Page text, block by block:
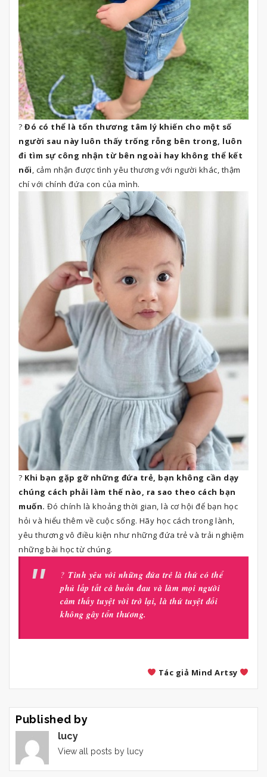
? Đó có thể là tổn thương tâm lý khiến cho một số
người sau này luôn thấy trống rỗng bên trong, luôn
đi tìm sự công nhận từ bên ngoài hay không thể kết
nối , cảm nhận được tình yêu thương với người khác, thậm
chí với chính đứa con của mình.
? Khi bạn gặp gỡ những đứa trẻ, bạn không cần dạy
chúng cách phải làm thế nào, ra sao theo cách bạn
muốn. Đó chính là khoảng thời gian, là cơ hội để bạn học
hỏi và hiểu thêm về cuộc sống. Hãy học cách trong lành,
yêu thương vô điều kiện như những đứa trẻ và trải nghiệm
những bài học từ chúng.
? Tình yêu với những đứa trẻ là thứ có thể
phủ lấp tất cả buồn đau và làm mọi người
cảm thấy tuyệt vời trở lại, là thứ tuyệt đối
không gây tổn thương.
Tác giả Mind Artsy
Published by
lucy
View all posts by lucy